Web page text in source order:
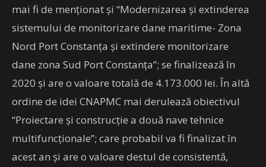
mai fi de menționat și “Modernizarea și extinderea
sistemului de monitorizare dane maritime- Zona
Nord Port Constanța și extindere monitorizare
dane zona Sud Port Constanța”; se finalizează în
2020 și are o valoare totală de 4.173.000 lei. În altă
ordine de idei CNAPMC mai derulează obiectivul
“Proiectare și construcție a două nave tehnice
multifuncționale”; care probabil va fi finalizat în
acest an și are o valoare destul de consistentă,